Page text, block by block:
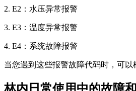
2. E2：水压异常报警
3. E3：温度异常报警
4. E4：系统故障报警
当您遇到这些报警故障代码时，可以
林内日常使用中的故障